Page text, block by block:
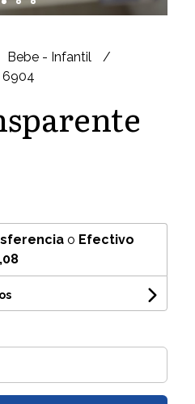
Bebe - Infantil
6904
o Efectivo